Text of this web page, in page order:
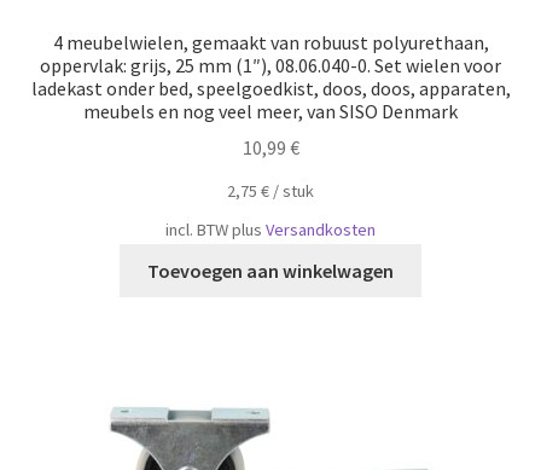
4 meubelwielen, gemaakt van robuust polyurethaan,
oppervlak: grijs, 25 mm (1″), 08.06.040-0. Set wielen voor
ladekast onder bed, speelgoedkist, doos, doos, apparaten,
meubels en nog veel meer, van SISO Denmark
10,99 €
2,75 € /​​stuk
incl. BTWplus Versandkosten
Toevoegen aan winkelwagen